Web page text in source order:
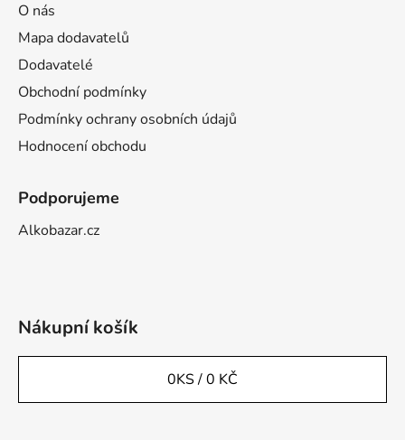
O nás
Mapa dodavatelů
Dodavatelé
Obchodní podmínky
Podmínky ochrany osobních údajů
Hodnocení obchodu
Podporujeme
Alkobazar.cz
Nákupní košík
0KS /0 KČ